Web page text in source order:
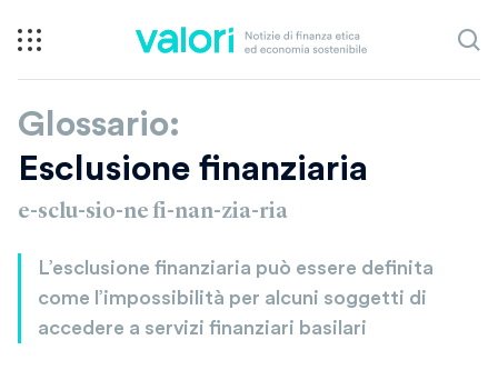
Glossario:
Esclusione finanziaria
e-sclu-sio-ne fi-nan-zia-ria
L’esclusione finanziaria può essere definita
come l’impossibilità per alcuni soggetti di
accedere a servizi finanziari basilari